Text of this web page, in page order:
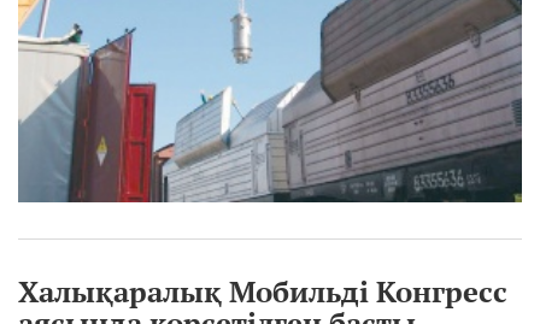
Халықаралық Мобильді Конгресс